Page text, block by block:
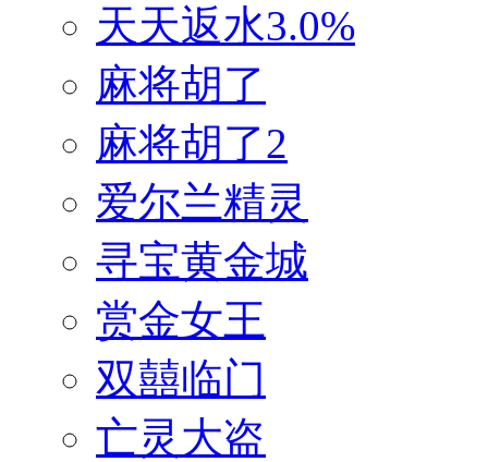
天天返水3.0%
麻将胡了
麻将胡了2
爱尔兰精灵
寻宝黄金城
赏金女王
双囍临门
亡灵大盗